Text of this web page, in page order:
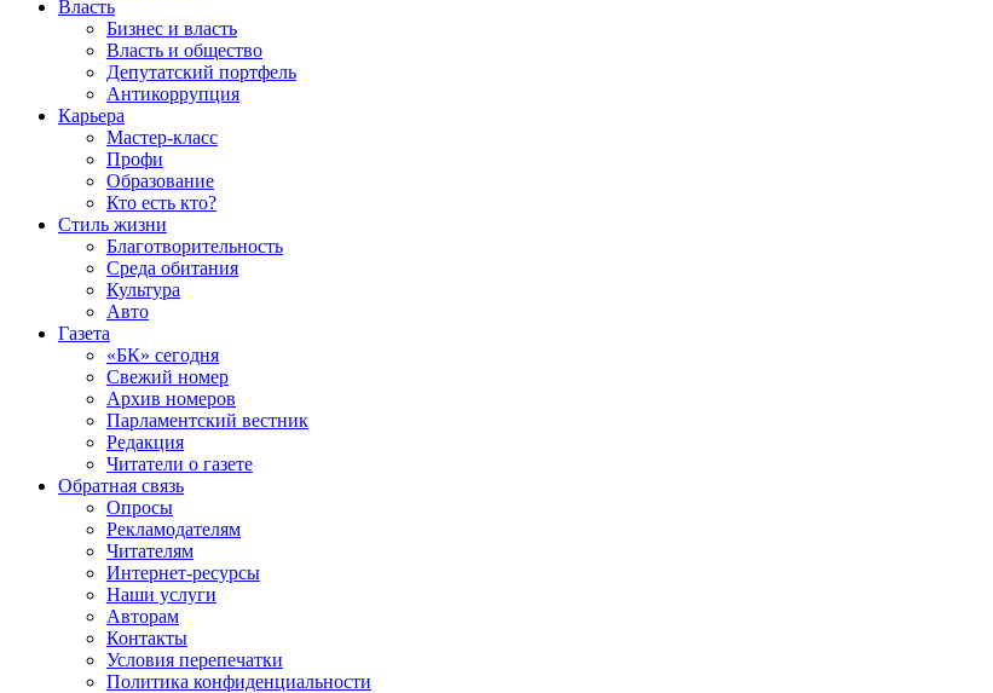
Власть
Бизнес и власть
Власть и общество
Депутатский портфель
Антикоррупция
Карьера
Мастер-класс
Профи
Образование
Кто есть кто?
Стиль жизни
Благотворительность
Среда обитания
Культура
Авто
Газета
«БК» сегодня
Свежий номер
Архив номеров
Парламентский вестник
Редакция
Читатели о газете
Обратная связь
Опросы
Рекламодателям
Читателям
Интернет-ресурсы
Наши услуги
Авторам
Контакты
Условия перепечатки
Политика конфиденциальности